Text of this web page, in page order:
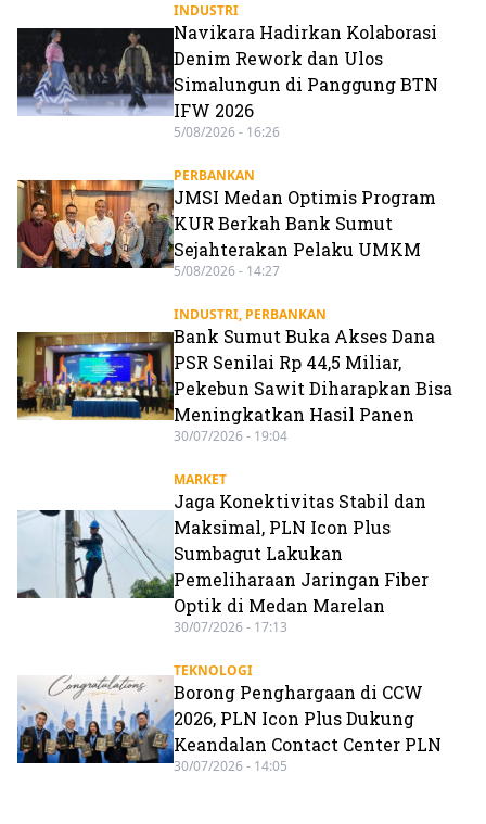
INDUSTRI
Navikara Hadirkan Kolaborasi
Denim Rework dan Ulos
Simalungun di Panggung BTN
IFW 2026
5/08/2026 - 16:26
PERBANKAN
JMSI Medan Optimis Program
KUR Berkah Bank Sumut
Sejahterakan Pelaku UMKM
5/08/2026 - 14:27
INDUSTRI, PERBANKAN
Bank Sumut Buka Akses Dana
PSR Senilai Rp 44,5 Miliar,
Pekebun Sawit Diharapkan Bisa
Meningkatkan Hasil Panen
30/07/2026 - 19:04
MARKET
Jaga Konektivitas Stabil dan
Maksimal, PLN Icon Plus
Sumbagut Lakukan
Pemeliharaan Jaringan Fiber
Optik di Medan Marelan
30/07/2026 - 17:13
TEKNOLOGI
Borong Penghargaan di CCW
2026, PLN Icon Plus Dukung
Keandalan Contact Center PLN
30/07/2026 - 14:05